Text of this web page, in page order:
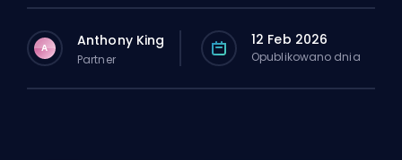
A Anthony King
Partner
12 Feb 2026
Opublikowano dnia